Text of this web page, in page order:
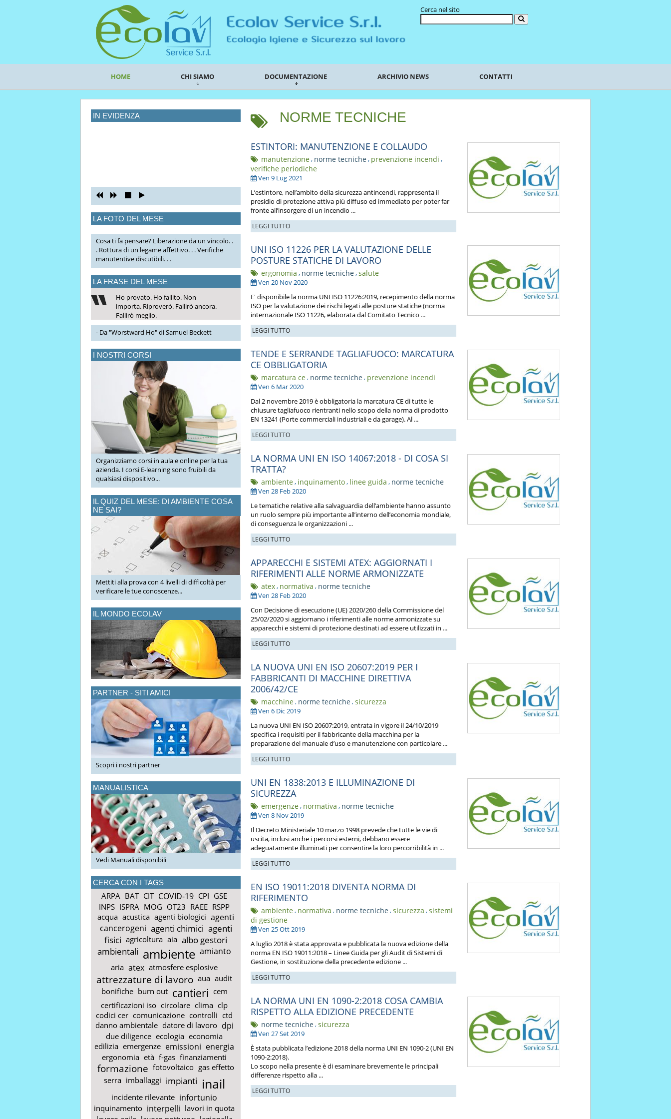
Cerca nel sito
HOME CHI SIAMO DOCUMENTAZIONE ARCHIVIO NEWS CONTATTI
IN EVIDENZA
LA FOTO DEL MESE
Cosa ti fa pensare? Liberazione da un vincolo. .
. Rottura di un legame affettivo. . . Verifiche
manutentive discutibili. . .
LA FRASE DEL MESE
Ho provato. Ho fallito. Non
importa. Riproverò. Fallirò ancora.
Fallirò meglio.
- Da "Worstward Ho" di Samuel Beckett
I NOSTRI CORSI
Organizziamo corsi in aula e online per la tua
azienda. I corsi E-learning sono fruibili da
qualsiasi dispositivo...
IL QUIZ DEL MESE: DI AMBIENTE COSA
NE SAI?
Mettiti alla prova con 4 livelli di difficoltà per
verificare le tue conoscenze...
IL MONDO ECOLAV
PARTNER - SITI AMICI
Scopri i nostri partner
MANUALISTICA
Vedi Manuali disponibili
CERCA CON I TAGS
ARPA BAT CIT COVID-19 CPI GSE
INPS ISPRA MOG OT23 RAEE RSPP
acqua acustica agenti biologici agenti
cancerogeni agenti chimici agenti
fisici agricoltura aia albo gestori
ambientali ambiente amianto
aria atex atmosfere esplosive
attrezzature di lavoro aua audit
bonifiche burn out cantieri cem
certificazioni iso circolare clima clp
codici cer comunicazione controlli ctd
danno ambientale datore di lavoro dpi
due diligence ecologia economia
edilizia emergenze emissioni energia
ergonomia età f-gas finanziamenti
formazione fotovoltaico gas effetto
serra imballaggi impianti inail
incidente rilevante infortunio
inquinamento interpelli lavori in quota
NORME TECNICHE
ESTINTORI: MANUTENZIONE E COLLAUDO
manutenzione, norme tecniche, prevenzione incendi ,
verifiche periodiche
Ven 9 Lug 2021
L’estintore, nell’ambito della sicurezza antincendi, rappresenta il
presidio di protezione attiva più diffuso ed immediato per poter far
fronte all’insorgere di un incendio ...
LEGGI TUTTO
UNI ISO 11226 PER LA VALUTAZIONE DELLE
POSTURE STATICHE DI LAVORO
ergonomia , norme tecniche,salute
Ven 20 Nov 2020
E' disponibile la norma UNI ISO 11226:2019, recepimento della norma
ISO per la valutazione dei rischi legati alle posture statiche (norma
internazionale ISO 11226, elaborata dal Comitato Tecnico ...
LEGGI TUTTO
TENDE E SERRANDE TAGLIAFUOCO: MARCATURA
CE OBBLIGATORIA
marcatura ce, norme tecniche, prevenzione incendi
Ven 6 Mar 2020
Dal 2 novembre 2019 è obbligatoria la marcatura CE di tutte le
chiusure tagliafuoco rientranti nello scopo della norma di prodotto
EN 13241 (Porte commerciali industriali e da garage). Al ...
LEGGI TUTTO
LA NORMA UNI EN ISO 14067:2018 - DI COSA SI
TRATTA?
ambiente, inquinamento, linee guida , norme tecniche
Ven 28 Feb 2020
Le tematiche relative alla salvaguardia dell’ambiente hanno assunto
un ruolo sempre più importante all’interno dell’economia mondiale,
di conseguenza le organizzazioni ...
LEGGI TUTTO
APPARECCHI E SISTEMI ATEX: AGGIORNATI I
RIFERIMENTI ALLE NORME ARMONIZZATE
atex, normativa , norme tecniche
Ven 28 Feb 2020
Con Decisione di esecuzione (UE) 2020/260 della Commissione del
25/02/2020 si aggiornano i riferimenti alle norme armonizzate su
apparecchi e sistemi di protezione destinati ad essere utilizzati in ...
LEGGI TUTTO
LA NUOVA UNI EN ISO 20607:2019 PER I
FABBRICANTI DI MACCHINE DIRETTIVA
2006/42/CE
macchine, norme tecniche,sicurezza
Ven 6 Dic 2019
La nuova UNI EN ISO 20607:2019, entrata in vigore il 24/10/2019
specifica i requisiti per il fabbricante della macchina per la
preparazione del manuale d’uso e manutenzione con particolare ...
LEGGI TUTTO
UNI EN 1838:2013 E ILLUMINAZIONE DI
SICUREZZA
emergenze, normativa , norme tecniche
Ven 8 Nov 2019
Il Decreto Ministeriale 10 marzo 1998 prevede che tutte le vie di
uscita, inclusi anche i percorsi esterni, debbano essere
adeguatamente illuminati per consentire la loro percorribilità in ...
LEGGI TUTTO
EN ISO 19011:2018 DIVENTA NORMA DI
RIFERIMENTO
ambiente, normativa , norme tecniche,sicurezza ,sistemi
di gestione
Ven 25 Ott 2019
A luglio 2018 è stata approvata e pubblicata la nuova edizione della
norma EN ISO 19011:2018 – Linee Guida per gli Audit di Sistemi di
Gestione, in sostituzione della precedente edizione ...
LEGGI TUTTO
LA NORMA UNI EN 1090-2:2018 COSA CAMBIA
RISPETTO ALLA EDIZIONE PRECEDENTE
norme tecniche,sicurezza
Ven 27 Set 2019
È stata pubblicata l’edizione 2018 della norma UNI EN 1090-2 (UNI EN
1090-2:2018).
Lo scopo nella presente è di esaminare brevemente le principali
differenze rispetto alla ...
LEGGI TUTTO